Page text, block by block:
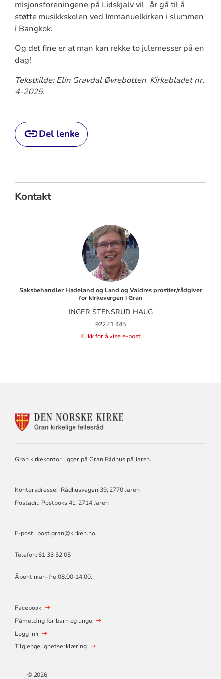
misjonsforeningene på Lidskjalv vil i år gå til å
støtte musikkskolen ved Immanuelkirken i slummen
i Bangkok.
Og det fine er at man kan rekke to julemesser på en
dag!
Tekstkilde: Elin Gravdal Øvrebotten, Kirkebladet nr.
4-2025.
Del lenke
Kontakt
Saksbehandler Hadeland og Land og Valdres prostier/rådgiver
for kirkevergen i Gran
INGER STENSRUD HAUG
922 81 445
Klikk for å vise e-post
KONTAKTINFORMASJON
FELLESRÅD
Gran kirkekontor ligger på Gran Rådhus på Jaren.
Kontoradresse: Rådhusvegen 39, 2770 Jaren
Postadr.: Postboks 41, 2714 Jaren
E-post: post.gran@kirken.no.
Telefon: 61 33 52 05
Åpent man-fre 08.00-14.00.
Facebook
Påmelding for barn og unge
Logg inn
Tilgjengelighetserklæring
© 2026